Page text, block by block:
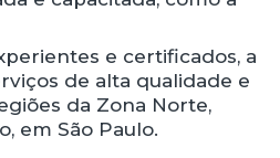
e certificados, a
de alta qualidade e
da Zona Norte,
em São Paulo.